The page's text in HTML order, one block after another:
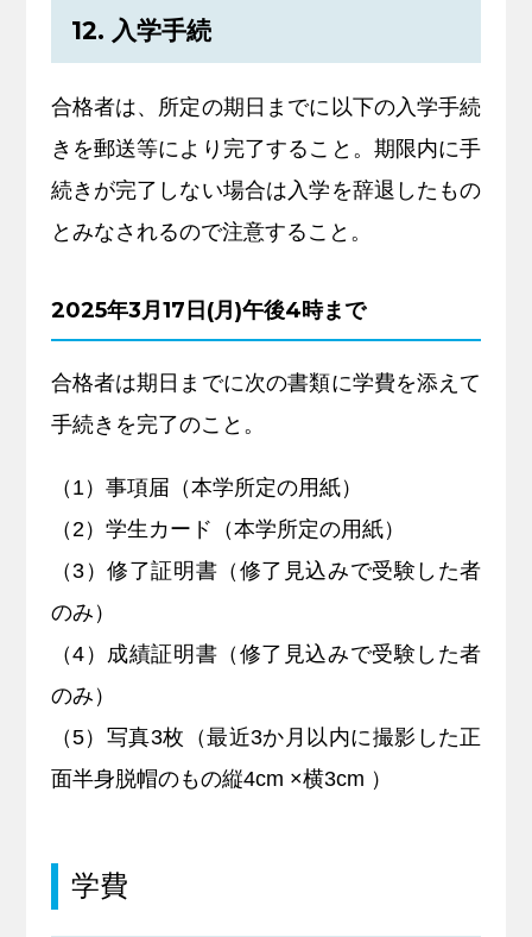
12. 入学手続
合格者は、所定の期日までに以下の入学手続
きを郵送等により完了すること。期限内に手
続きが完了しない場合は入学を辞退したもの
とみなされるので注意すること。
2025年3月17日(月)午後4時まで
合格者は期日までに次の書類に学費を添えて
手続きを完了のこと。
（1）事項届（本学所定の用紙）
（2）学生カード（本学所定の用紙）
（3）修了証明書（修了見込みで受験した者
のみ）
（4）成績証明書（修了見込みで受験した者
のみ）
（5）写真3枚（最近3か月以内に撮影した正
面半身脱帽のもの縦4cm ×横3cm ）
学費